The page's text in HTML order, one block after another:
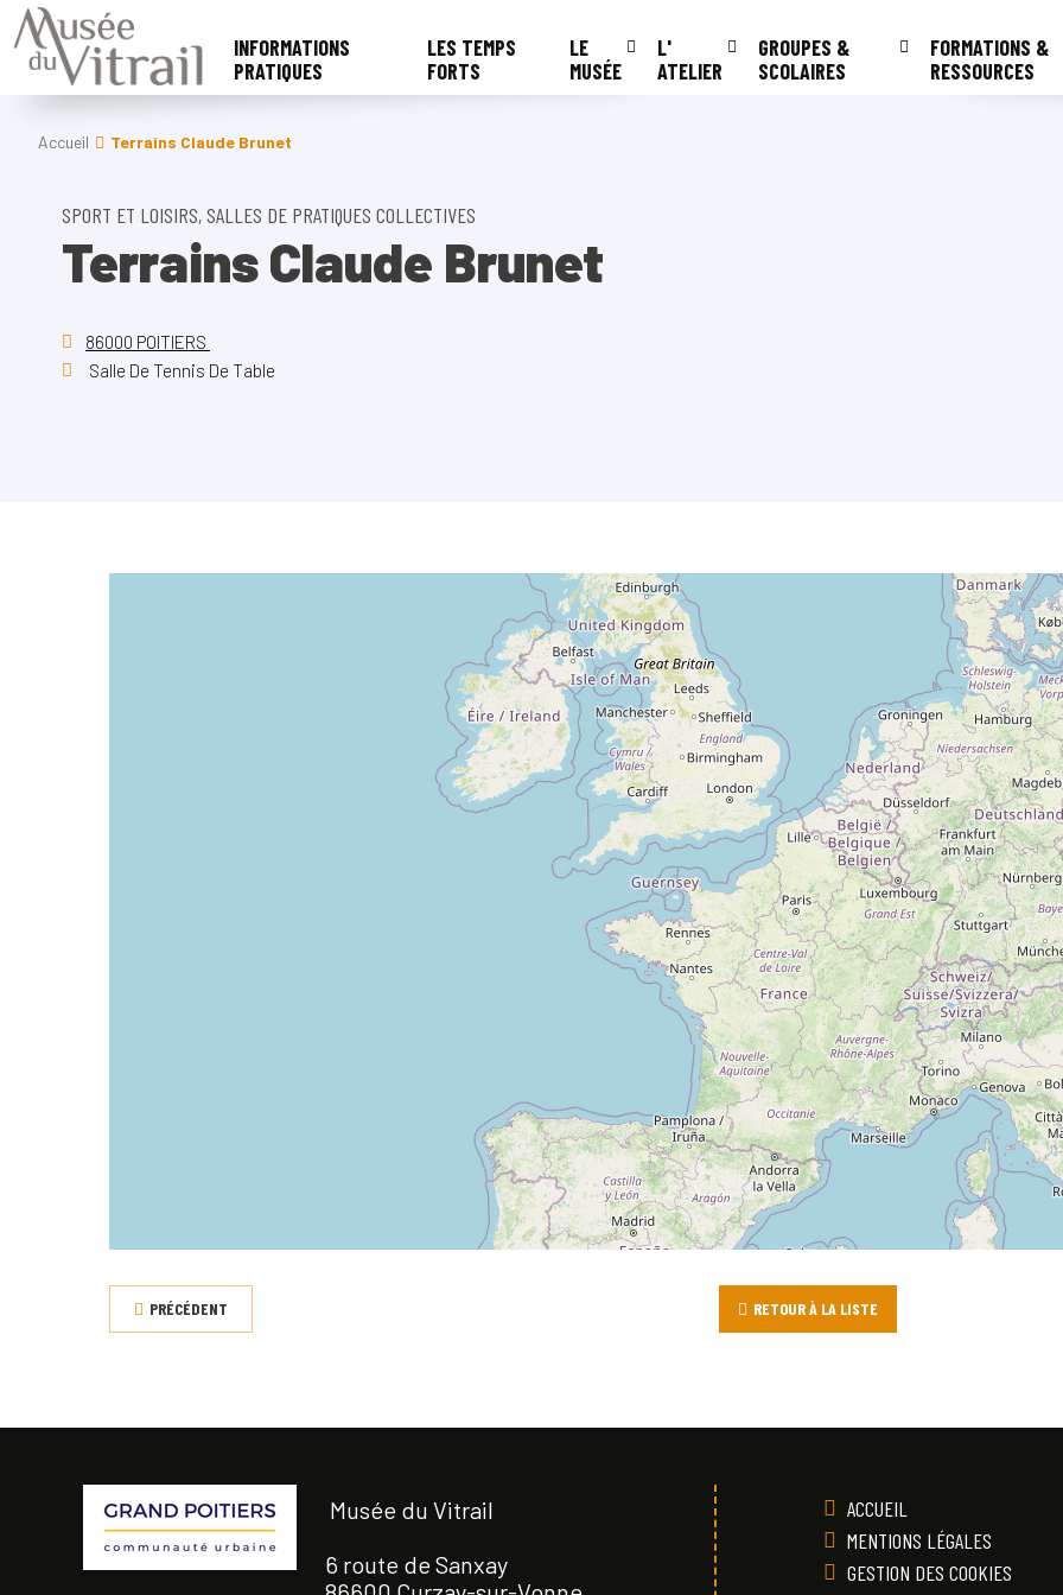
INFORMATIONS
PRATIQUES
LES TEMPS
FORTS
LE
MUSÉE
L'
ATELIER
GROUPES &
SCOLAIRES
FORMATIONS &
RESSOURCES
Accueil Terrains Claude Brunet
SPORT ET LOISIRS, SALLES DE PRATIQUES COLLECTIVES
Terrains Claude Brunet
86000 POITIERS
Salle De Tennis De Table
PRÉCÉDENT RETOUR À LA LISTE
Musée du Vitrail
6 route de Sanxay
ACCUEIL
MENTIONS LÉGALES
GESTION DES COOKIES